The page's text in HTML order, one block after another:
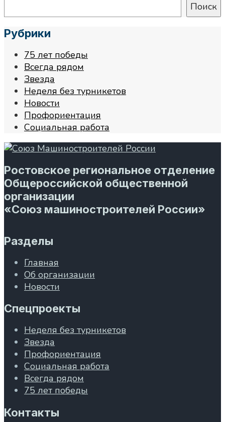
Поиск
Рубрики
75 лет победы
Всегда рядом
Звезда
Неделя без турникетов
Новости
Профориентация
Социальная работа
Ростовское региональное отделение
Общероссийской общественной
организации
«Союз машиностроителей России»
Разделы
Главная
Об организации
Новости
Спецпроекты
Неделя без турникетов
Звезда
Профориентация
Социальная работа
Всегда рядом
75 лет победы
Контакты